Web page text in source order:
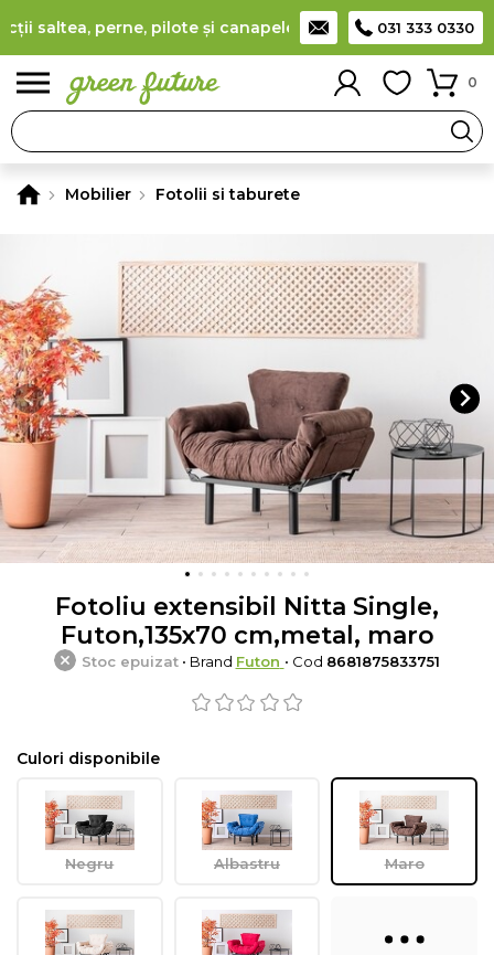
saltea, perne, pilote și canapele(detalii Producător
031 333 0330
0
Mobilier Fotolii si taburete
Fotoliu extensibil Nitta Single,
Futon,135x70 cm,metal, maro
Stoc epuizat• Brand Futon • Cod 8681875833751
Culori disponibile
Negru Albastru Maro